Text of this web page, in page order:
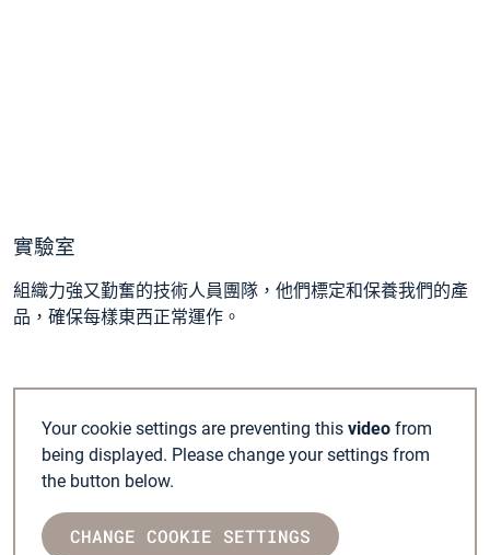
實驗室
組織力強又勤奮的技術人員團隊，他們標定和保養我們的產
品，確保每樣東西正常運作。
Your cookie settings are preventing this video from
being displayed. Please change your settings from
the button below.
CHANGE COOKIE SETTINGS